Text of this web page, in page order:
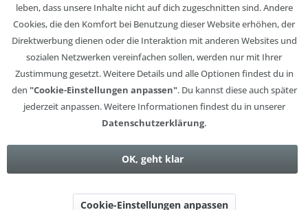
leben, dass unsere Inhalte nicht auf dich zugeschnitten sind. Andere
Cookies, die den Komfort bei Benutzung dieser Website erhöhen, der
Direktwerbung dienen oder die Interaktion mit anderen Websites und
sozialen Netzwerken vereinfachen sollen, werden nur mit Ihrer
Zustimmung gesetzt. Weitere Details und alle Optionen findest du in
den "Cookie-Einstellungen anpassen". Du kannst diese auch später
jederzeit anpassen. Weitere Informationen findest du in unserer
Datenschutzerklärung.
OK, geht klar
Cookie-Einstellungen anpassen